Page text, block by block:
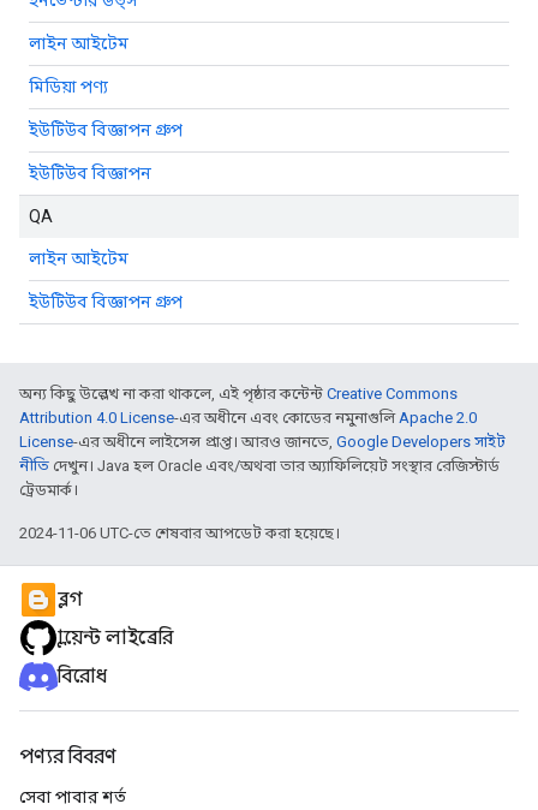
লাইন আইটেম
মিডিয়া পণ্য
ইউটিউব বিজ্ঞাপন গ্রুপ
ইউটিউব বিজ্ঞাপন
QA
লাইন আইটেম
ইউটিউব বিজ্ঞাপন গ্রুপ
অন্য কিছু উল্লেখ না করা থাকলে, এই পৃষ্ঠার কন্টেন্ট Creative Commons
Attribution 4.0 License-এর অধীনে এবং কোডের নমুনাগুলিApache 2.0
License-এর অধীনে লাইসেন্স প্রাপ্ত। আরও জানতে, Google Developers সাইট
নীতি দেখুন। Java হল Oracle এবং/অথবা তার অ্যাফিলিয়েট সংস্থার রেজিস্টার্ড
ট্রেডমার্ক।
2024-11-06 UTC-তে শেষবার আপডেট করা হয়েছে।
ব্লগ
ক্লায়েন্ট লাইব্রেরি
বিরোধ
পণ্যর বিবরণ
সেবা পাবার শর্ত